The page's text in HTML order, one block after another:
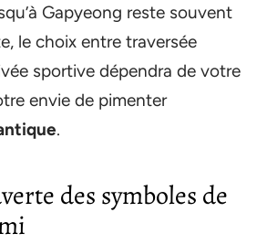
Gapyeong reste souvent
le choix entre traversée
sportive dépendra de votre
envie de pimenter
.
des symboles de